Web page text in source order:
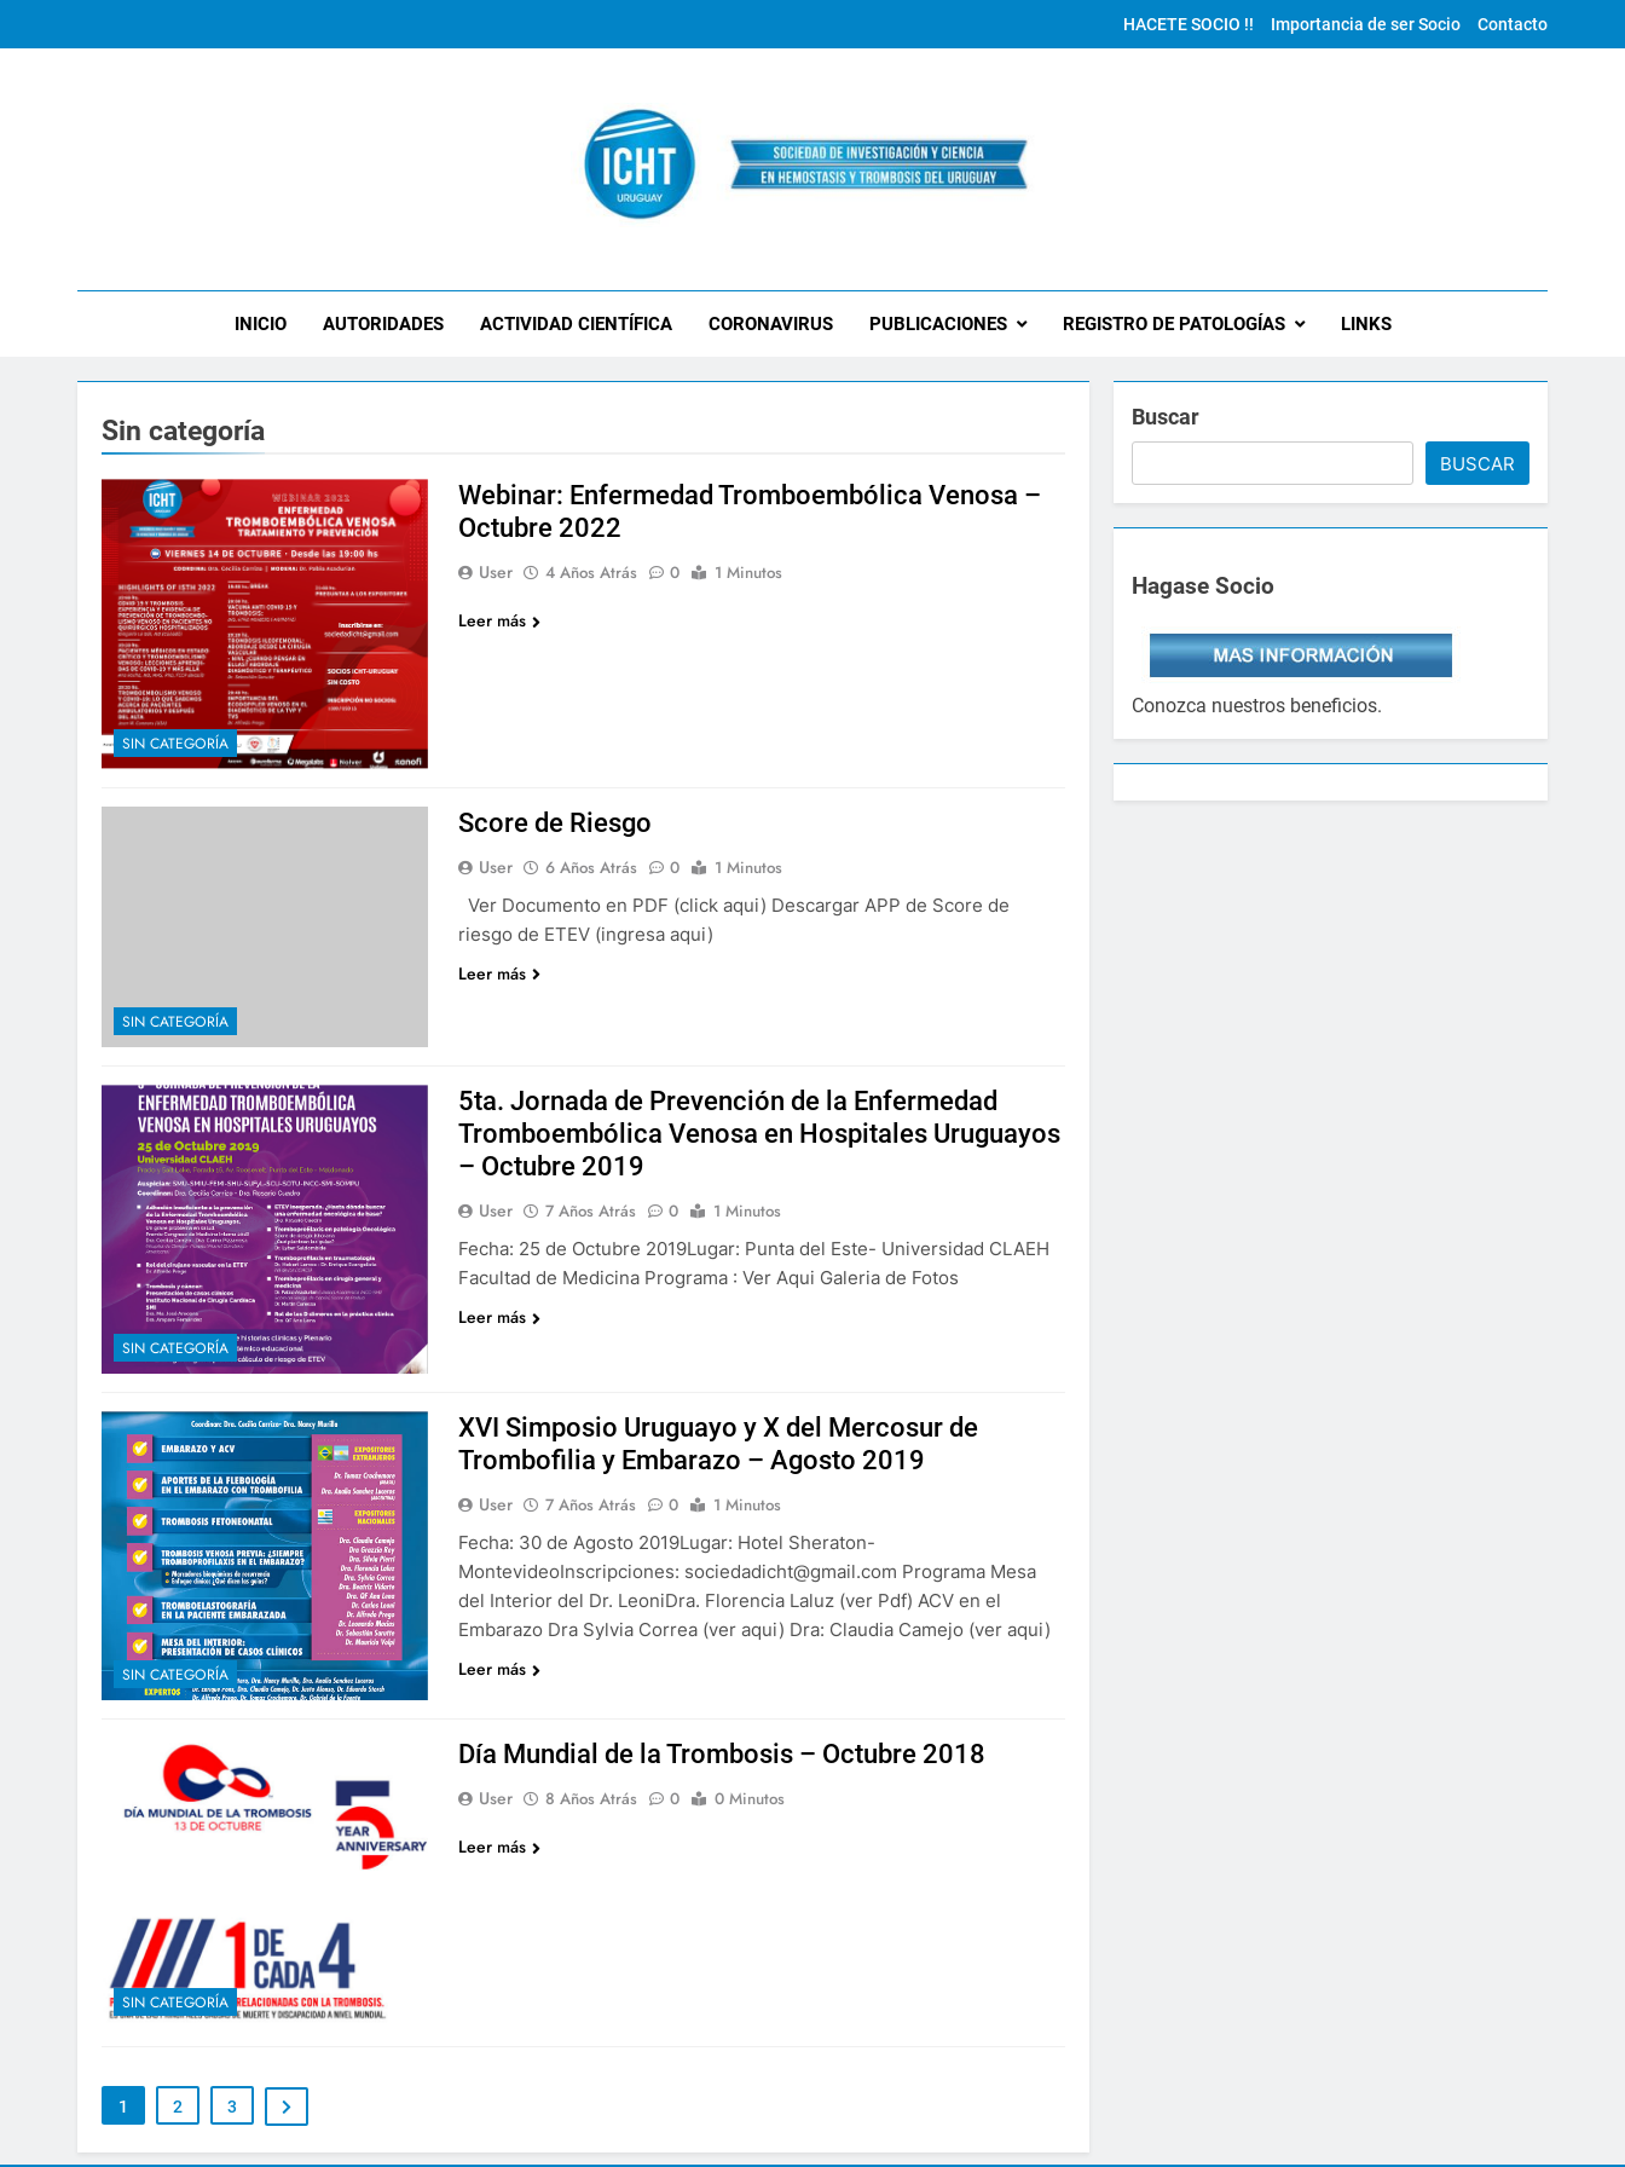
HACETE SOCIO !! Importancia de ser Socio Contacto
INICIO AUTORIDADES ACTIVIDAD CIENTÍFICA CORONAVIRUS PUBLICACIONES REGISTRO DE PATOLOGÍAS LINKS
Sin categoría
SIN CATEGORÍA
Webinar: Enfermedad Tromboembólica Venosa –
Octubre 2022
User 4 Años Atrás 0 1 Minutos
Leer más
SIN CATEGORÍA
Score de Riesgo
User 6 Años Atrás 0
1 Minutos
Ver Documento en PDF (click aqui) Descargar APP de Score de
riesgo de ETEV (ingresa aqui)
Leer más
SIN CATEGORÍA
5ta. Jornada de Prevención de la Enfermedad
Tromboembólica Venosa en Hospitales Uruguayos
– Octubre 2019
User 7 Años Atrás 0
1 Minutos
Fecha: 25 de Octubre 2019Lugar: Punta del Este- Universidad CLAEH
Facultad de Medicina Programa : Ver Aqui Galeria de Fotos
Leer más
SIN CATEGORÍA
XVI Simposio Uruguayo y X del Mercosur de
Trombofilia y Embarazo – Agosto 2019
User 7 Años Atrás 0
1 Minutos
Fecha: 30 de Agosto 2019Lugar: Hotel Sheraton-
MontevideoInscripciones: sociedadicht@gmail.com Programa Mesa
del Interior del Dr. LeoniDra. Florencia Laluz (ver Pdf) ACV en el
Embarazo Dra Sylvia Correa (ver aqui) Dra: Claudia Camejo (ver aqui)
Leer más
SIN CATEGORÍA
Día Mundial de la Trombosis – Octubre 2018
User 8 Años Atrás 0 0 Minutos
Leer más
1 2 3
Buscar
BUSCAR
Hagase Socio
Conozca nuestros beneficios.